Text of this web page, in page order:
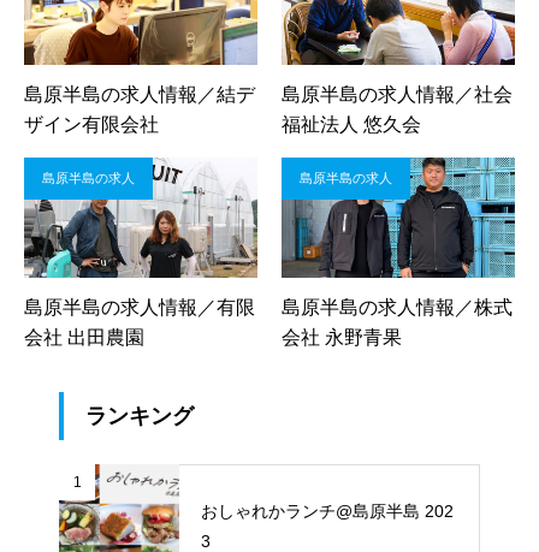
島原半島の求人情報／結デ
ザイン有限会社
島原半島の求人情報／社会
福祉法人 悠久会
島原半島の求人
島原半島の求人情報／有限
会社 出田農園
島原半島の求人
島原半島の求人情報／株式
会社 永野青果
ランキング
1
おしゃれかランチ@島原半島 202
3